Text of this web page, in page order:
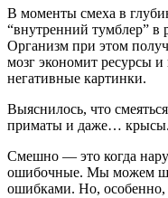
В моменты смеха в
“внутренний тумблер” в
Организм при этом
мозг экономит ресурсы и
негативные картинки.
Выяснилось, что
приматы и даже… крысы.
Смешно — это когда
ошибочные. Мы можем
ошибками. Но,